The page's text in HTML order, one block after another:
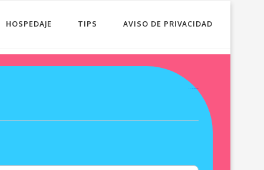
HOSPEDAJE TIPS AVISO DE PRIVACIDAD